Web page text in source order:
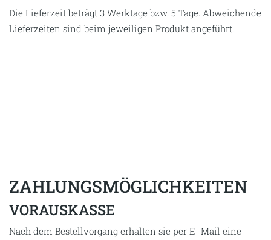
Die Lieferzeit beträgt 3 Werktage bzw. 5 Tage. Abweichende
Lieferzeiten sind beim jeweiligen Produkt angeführt.
ZAHLUNGSMÖGLICHKEITEN
VORAUSKASSE
Nach dem Bestellvorgang erhalten sie per E- Mail eine